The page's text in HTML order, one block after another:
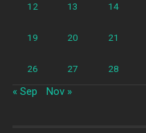
12 13 14
19 20 21
26 27 28
« Sep Nov »